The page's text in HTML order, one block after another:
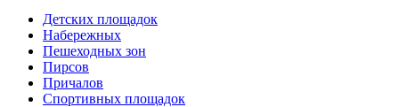
Детских площадок
Набережных
Пешеходных зон
Пирсов
Причалов
Спортивных площадок